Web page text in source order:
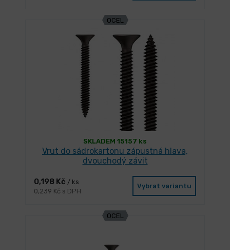
OCEL
SKLADEM 15157 ks
Vrut do sádrokartonu zápustná hlava,
dvouchodý závit
0,198 Kč / ks
0,239 Kč s DPH
Vybrat variantu
OCEL